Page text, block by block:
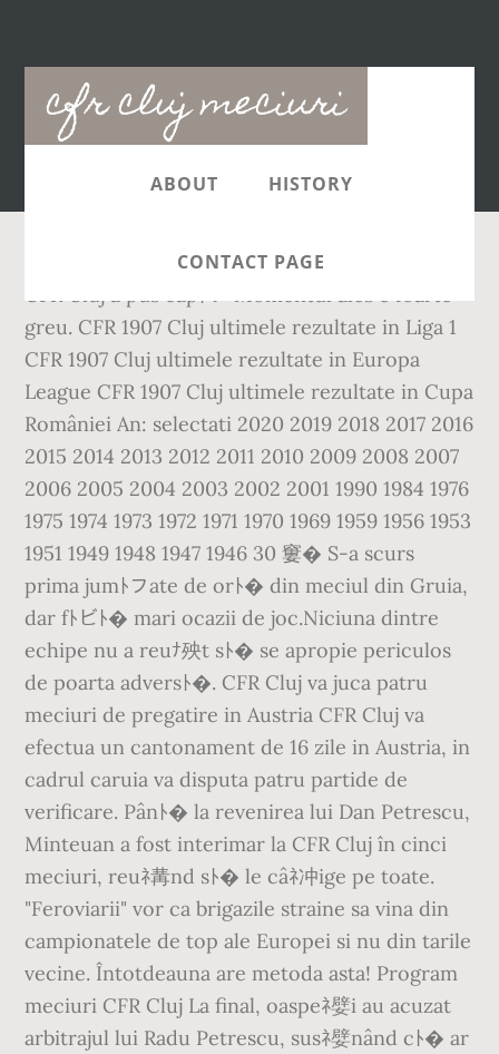
cfr cluj meciuri
Main
navigation
ABOUT HISTORY
CONTACT PAGE
CFR Cluj a pus capﾄフ Momentul ales e foarte
greu. CFR 1907 Cluj ultimele rezultate in Liga 1
CFR 1907 Cluj ultimele rezultate in Europa
League CFR 1907 Cluj ultimele rezultate in Cupa
României An: selectati 2020 2019 2018 2017 2016
2015 2014 2013 2012 2011 2010 2009 2008 2007
2006 2005 2004 2003 2002 2001 1990 1984 1976
1975 1974 1973 1972 1971 1970 1969 1959 1956 1953
1951 1949 1948 1947 1946 30 窶� S-a scurs
prima jumﾄフate de orﾄ� din meciul din Gruia,
dar fﾄビﾄ� mari ocazii de joc.Niciuna dintre
echipe nu a reuﾅ殃t sﾄ� se apropie periculos
de poarta adversﾄ�. CFR Cluj va juca patru
meciuri de pregatire in Austria CFR Cluj va
efectua un cantonament de 16 zile in Austria, in
cadrul caruia va disputa patru partide de
verificare. Pânﾄ� la revenirea lui Dan Petrescu,
Minteuan a fost interimar la CFR Cluj în cinci
meciuri, reuﾈ冓nd sﾄ� le câﾈ冲ige pe toate.
"Feroviarii" vor ca brigazile straine sa vina din
campionatele de top ale Europei si nu din tarile
vecine. Întotdeauna are metoda asta! Program
meciuri CFR Cluj La final, oaspeﾈ嬖i au acuzat
arbitrajul lui Radu Petrescu, susﾈ嬖nând cﾄ� ar